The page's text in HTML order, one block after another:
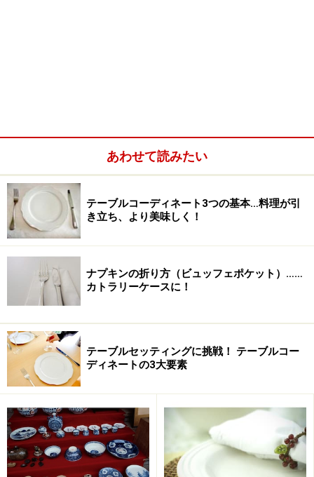
あわせて読みたい
テーブルコーディネート3つの基本…料理が引
き立ち、より美味しく！
ナプキンの折り方（ビュッフェポケット）……
カトラリーケースに！
テーブルセッティングに挑戦！ テーブルコー
ディネートの3大要素